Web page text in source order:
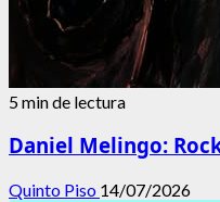
5 min de lectura
Daniel Melingo:
Quinto Piso 14/07/2026